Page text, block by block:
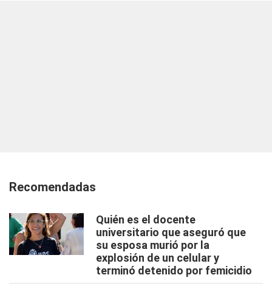
Recomendadas
Quién es el docente
universitario que aseguró que
su esposa murió por la
explosión de un celular y
terminó detenido por femicidio